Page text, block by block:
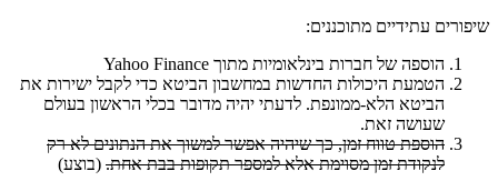
שיפורים עתידיים מתוכננים:
הוספה של חברות בינלאומיות מתוך Yahoo Finance
הטמעת היכולות החדשות במחשבון הביטא כדי לקבל ישירות את
הביטא הלא-ממונפת. לדעתי יהיה מדובר בכלי הראשון בעולם
שעושה זאת.
הוספת טווח זמן, כך שיהיה אפשר למשוך את הנתונים לא רק
לנקודת זמן מסוימת אלא למספר תקופות בבת אחת. (בוצע)